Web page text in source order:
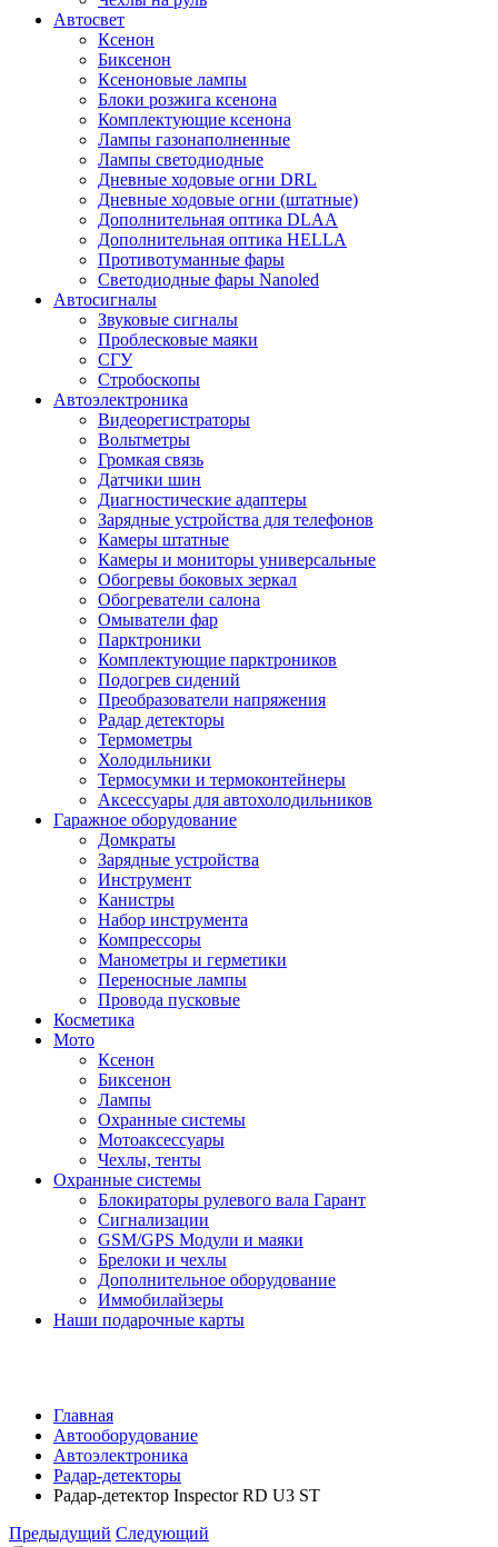
Автосвет
Ксенон
Биксенон
Ксеноновые лампы
Блоки розжига ксенона
Комплектующие ксенона
Лампы газонаполненные
Лампы светодиодные
Дневные ходовые огни DRL
Дневные ходовые огни (штатные)
Дополнительная оптика DLAA
Дополнительная оптика HELLA
Противотуманные фары
Светодиодные фары Nanoled
Автосигналы
Звуковые сигналы
Проблесковые маяки
СГУ
Стробоскопы
Автоэлектроника
Видеорегистраторы
Вольтметры
Громкая связь
Датчики шин
Диагностические адаптеры
Зарядные устройства для телефонов
Камеры штатные
Камеры и мониторы универсальные
Обогревы боковых зеркал
Обогреватели салона
Омыватели фар
Парктроники
Комплектующие парктроников
Подогрев сидений
Преобразователи напряжения
Радар детекторы
Термометры
Холодильники
Термосумки и термоконтейнеры
Аксессуары для автохолодильников
Гаражное оборудование
Домкраты
Зарядные устройства
Инструмент
Канистры
Набор инструмента
Компрессоры
Манометры и герметики
Переносные лампы
Провода пусковые
Косметика
Мото
Ксенон
Биксенон
Лампы
Охранные системы
Мотоаксессуары
Чехлы, тенты
Охранные системы
Блокираторы рулевого вала Гарант
Сигнализации
GSM/GPS Модули и маяки
Брелоки и чехлы
Дополнительное оборудование
Иммобилайзеры
Наши подарочные карты
Главная
Автооборудование
Автоэлектроника
Радар-детекторы
Радар-детектор Inspector RD U3 ST
Предыдущий Следующий